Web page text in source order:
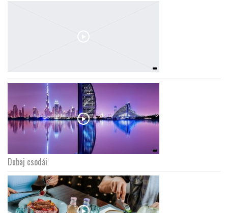
Dubaj csodái